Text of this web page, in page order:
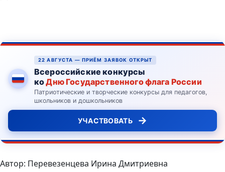
22 АВГУСТА — ПРИЁМ ЗАЯВОК ОТКРЫТ
Всероссийские конкурсы
коДню Государственного флага России
Патриотические и творческие конкурсы для педагогов,
школьников и дошкольников
УЧАСТВОВАТЬ →
Автор: Перевезенцева Ирина Дмитриевна